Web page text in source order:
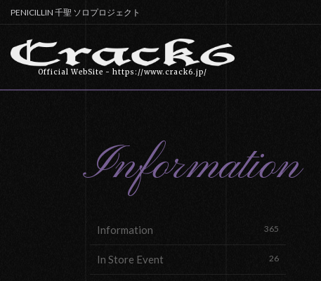
PENICILLIN 千聖 ソロプロジェクト
Official WebSite - https://www.crack6.jp/
Information
Information 365
In Store Event 26